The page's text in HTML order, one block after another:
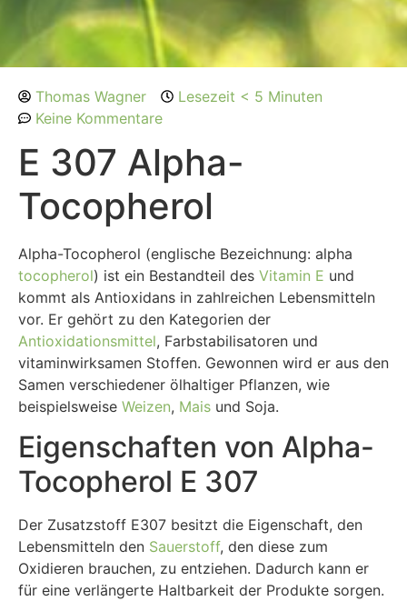
Thomas Wagner
Lesezeit < 5 Minuten
Keine Kommentare
E 307 Alpha-
Tocopherol
Alpha-Tocopherol (englische Bezeichnung: alpha
tocopherol) ist ein Bestandteil des Vitamin E und
kommt als Antioxidans in zahlreichen Lebensmitteln
vor. Er gehört zu den Kategorien der
Antioxidationsmittel, Farbstabilisatoren und
vitaminwirksamen Stoffen. Gewonnen wird er aus den
Samen verschiedener ölhaltiger Pflanzen, wie
beispielsweise Weizen, Mais und Soja.
Eigenschaften von Alpha-
Tocopherol E 307
Der Zusatzstoff E307 besitzt die Eigenschaft, den
Lebensmitteln den Sauerstoff, den diese zum
Oxidieren brauchen, zu entziehen. Dadurch kann er
für eine verlängerte Haltbarkeit der Produkte sorgen.